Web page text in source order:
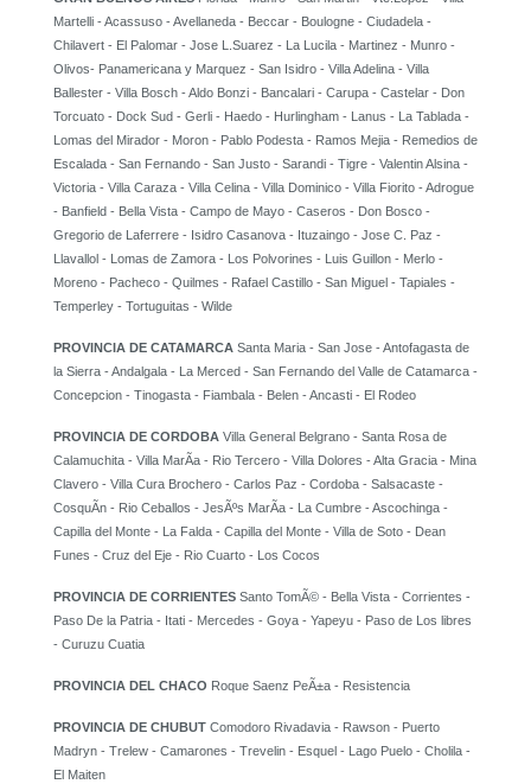
Martelli - Acassuso - Avellaneda - Beccar - Boulogne - Ciudadela -
Chilavert - El Palomar - Jose L.Suarez - La Lucila - Martinez - Munro -
Olivos- Panamericana y Marquez - San Isidro - Villa Adelina - Villa
Ballester - Villa Bosch - Aldo Bonzi - Bancalari - Carupa - Castelar - Don
Torcuato - Dock Sud - Gerli - Haedo - Hurlingham - Lanus - La Tablada -
Lomas del Mirador - Moron - Pablo Podesta - Ramos Mejia - Remedios de
Escalada - San Fernando - San Justo - Sarandi - Tigre - Valentin Alsina -
Victoria - Villa Caraza - Villa Celina - Villa Dominico - Villa Fiorito - Adrogue
- Banfield - Bella Vista - Campo de Mayo - Caseros - Don Bosco -
Gregorio de Laferrere - Isidro Casanova - Ituzaingo - Jose C. Paz -
Llavallol - Lomas de Zamora - Los Polvorines - Luis Guillon - Merlo -
Moreno - Pacheco - Quilmes - Rafael Castillo - San Miguel - Tapiales -
Temperley - Tortuguitas - Wilde
PROVINCIA DE CATAMARCA Santa Maria - San Jose - Antofagasta de
la Sierra - Andalgala - La Merced - San Fernando del Valle de Catamarca -
Concepcion - Tinogasta - Fiambala - Belen - Ancasti - El Rodeo
PROVINCIA DE CORDOBA Villa General Belgrano - Santa Rosa de
Calamuchita - Villa MarÃ­a - Rio Tercero - Villa Dolores - Alta Gracia - Mina
Clavero - Villa Cura Brochero - Carlos Paz - Cordoba - Salsacaste -
CosquÃ­n - Rio Ceballos - JesÃºs MarÃ­a - La Cumbre - Ascochinga -
Capilla del Monte - La Falda - Capilla del Monte - Villa de Soto - Dean
Funes - Cruz del Eje - Rio Cuarto - Los Cocos
PROVINCIA DE CORRIENTES Santo TomÃ© - Bella Vista - Corrientes -
Paso De la Patria - Itati - Mercedes - Goya - Yapeyu - Paso de Los libres
- Curuzu Cuatia
PROVINCIA DEL CHACO Roque Saenz PeÃ±a - Resistencia
PROVINCIA DE CHUBUT Comodoro Rivadavia - Rawson - Puerto
Madryn - Trelew - Camarones - Trevelin - Esquel - Lago Puelo - Cholila -
El Maiten